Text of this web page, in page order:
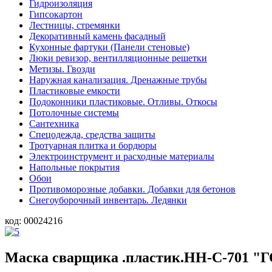
Гидроизоляция
Гипсокартон
Лестницы, стремянки
Декоративный камень фасадный
Кухонные фартуки (Панели стеновые)
Люки ревизор, вентилляционные решетки
Метизы. Гвозди
Наружная канализация. Дренажные трубы
Пластиковые емкости
Подоконники пластиковые. Отливы. Откосы
Потолочные системы
Сантехника
Спецодежда, средства защиты
Тротуарная плитка и бордюры
Электроинструмент и расходные материалы
Напольные покрытия
Обои
Противоморозные добавки. Добавки для бетонов
Снегоуборочный инвентарь. Ледянки
код: 00024216
Маска сварщика .пластик.НН-С-